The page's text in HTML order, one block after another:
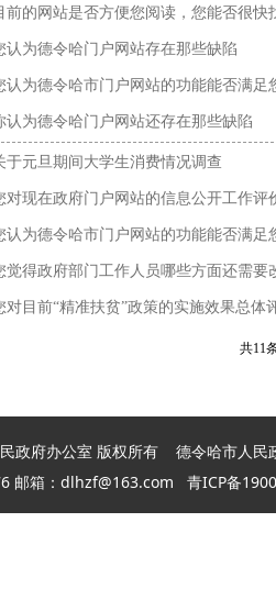
前的网站是否方便您阅读，您能否很快
认为德令哈门户网站存在那些缺陷
认为德令哈市门户网站的功能能否满足
认为德令哈门户网站还存在那些缺陷
于元旦期间大学生消费情况调查
对现在政府门户网站的信息公开工作评
认为德令哈市门户网站的功能能否满足
觉得政府部门工作人员哪些方面还需要
对目前“精准扶贫”政策的实施效果总体
共11
民政府办公室 版权所有 德令哈市人
邮箱：dlhzf@163.com 青ICP备